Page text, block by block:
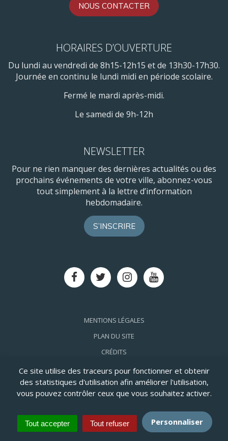
Ce site utilise des traceurs pour fonctionner et obtenir
des statistiques d'utilisation afin améliorer l'utilisation,
vous pouvez contrôler ceux que vous souhaitez activer.
Tout accepter Tout refuser Personnaliser
NOUS CONTACTER
HORAIRES D’OUVERTURE
Du lundi au vendredi de 8h15-12h15 et de 13h30-17h30.
Journée en continu le lundi midi en période scolaire.
Fermé le mardi après-midi.
Le samedi de 9h-12h
NEWSLETTER
Pour ne rien manquer des dernières actualités ou des
prochains événements de votre ville, abonnez-vous
tout simplement à la lettre d’information
hebdomadaire.
S’INSCRIRE
Lien
vers
Facebook
Lien
vers
Twitter
Lien
vers
Instagram
Lien
vers
MENTIONS LÉGALES
PLAN DU SITE
CRÉDITS
ACCESSIBILITÉ: PARTIELLEMENT CONFORME